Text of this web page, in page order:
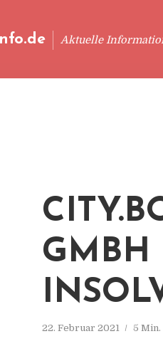
Aktuelle
GMBH
22. Februar 2021 5 Min.